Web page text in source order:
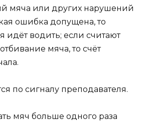
мяча или других нарушений
ошибка допущена, то
водить; если считают
мяча, то счёт
по сигналу преподавателя.
мяч больше одного раза